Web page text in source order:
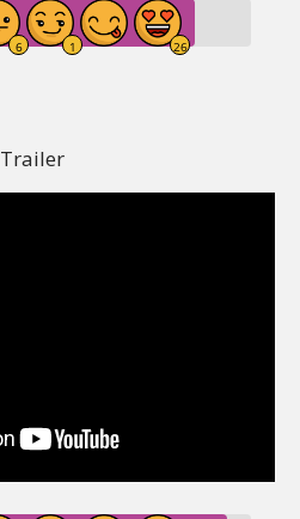
Trailer